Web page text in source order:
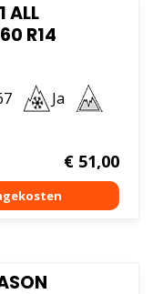
ALL
R14
Ja
€51,00